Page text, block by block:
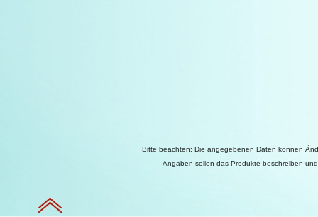
Bitte beachten: Die angegebenen Daten können
Angaben sollen das Produkte beschreiben